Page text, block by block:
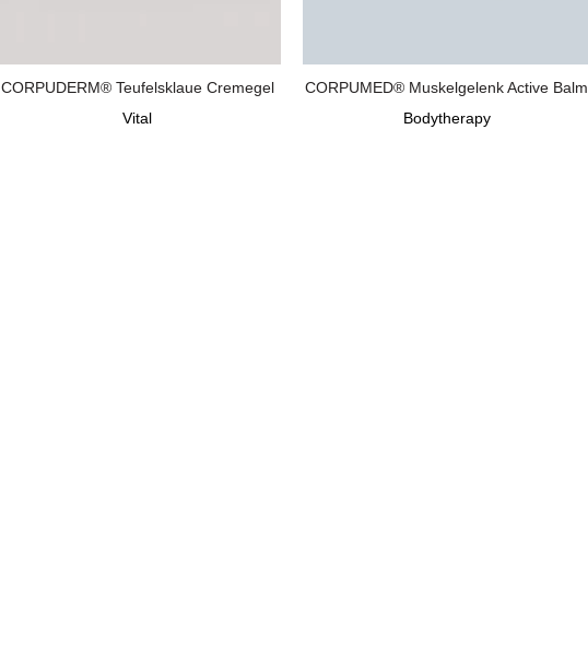
CORPUDERM® Teufelsklaue Cremegel
Vital
CORPUMED® Muskelgelenk Active Balm
Bodytherapy